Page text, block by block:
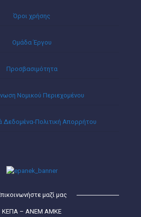
Όροι χρήσης
Ομάδα Έργου
Προσβασιμότητα
Νομικού Περιεχομένου
Δεδομένα-Πολιτική Απορρήτου
μαζί μας
ΚΕΠΑ – ΑΝΕΜ ΑΜΚΕ